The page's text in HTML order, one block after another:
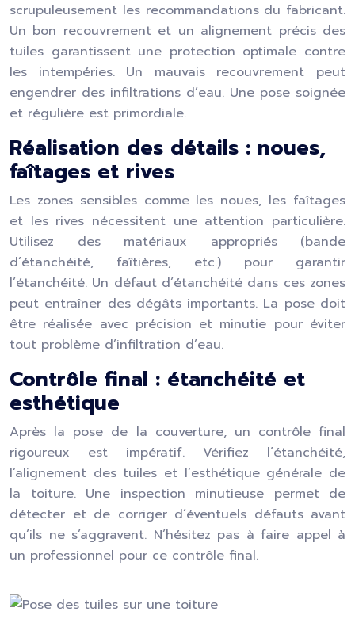
scrupuleusement les recommandations du fabricant.
Un bon recouvrement et un alignement précis des
tuiles garantissent une protection optimale contre
les intempéries. Un mauvais recouvrement peut
engendrer des infiltrations d’eau. Une pose soignée
et régulière est primordiale.
Réalisation des détails : noues,
faîtages et rives
Les zones sensibles comme les noues, les faîtages
et les rives nécessitent une attention particulière.
Utilisez des matériaux appropriés (bande
d’étanchéité, faîtières, etc.) pour garantir
l’étanchéité. Un défaut d’étanchéité dans ces zones
peut entraîner des dégâts importants. La pose doit
être réalisée avec précision et minutie pour éviter
tout problème d’infiltration d’eau.
Contrôle final : étanchéité et
esthétique
Après la pose de la couverture, un contrôle final
rigoureux est impératif. Vérifiez l’étanchéité,
l’alignement des tuiles et l’esthétique générale de
la toiture. Une inspection minutieuse permet de
détecter et de corriger d’éventuels défauts avant
qu’ils ne s’aggravent. N’hésitez pas à faire appel à
un professionnel pour ce contrôle final.